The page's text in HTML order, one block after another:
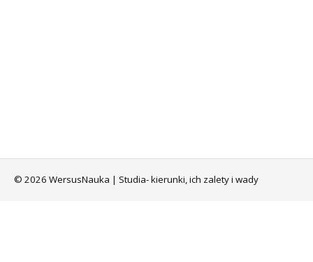
© 2026 WersusNauka | Studia- kierunki, ich zalety i wady